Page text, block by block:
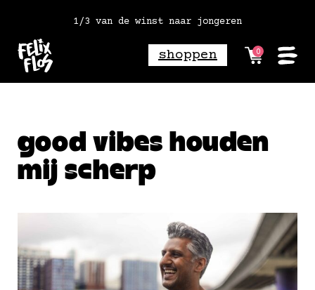
vóór 18:00 besteld = morgen in huis
1/3 van de winst naar jongeren
shoppen 0
good vibes houden
mij scherp